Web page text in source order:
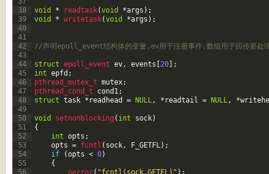
38
39
40
41
42
43
44
45
46
47
48
49
50
51
52
53
54
55
56
void * readtask(void *args ) ;
void
* writetask(void *args ) ;
//声明epoll_event结构体的变量,ev用于注册事件,数组用于回传要处
struct epoll_event ev, events 20
;
int epfd ;
pthread_mutex_t mutex;
pthread_cond_t cond1;
struct task * readhead = NULL, * readtail = NULL, *
void setnonblocking ( int sock)
{
int opts ;
opts = fcntl ( sock, F_GETFL) ;
if
(opts < 0)
{
perror( "fcntl(sock,GETFL)" ) ;